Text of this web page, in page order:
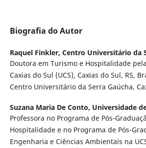
Biografia do Autor
Raquel Finkler, Centro Universitário da
Doutora em Turismo e Hospitalidade
Caxias do Sul (UCS), Caxias do Sul, RS,
Centro Universitário da Serra Gaúcha,
Suzana Maria De Conto, Universidade
Professora no Programa de Pós-
Hospitalidade e no Programa de Pós-
Engenharia e Ciências Ambientais na